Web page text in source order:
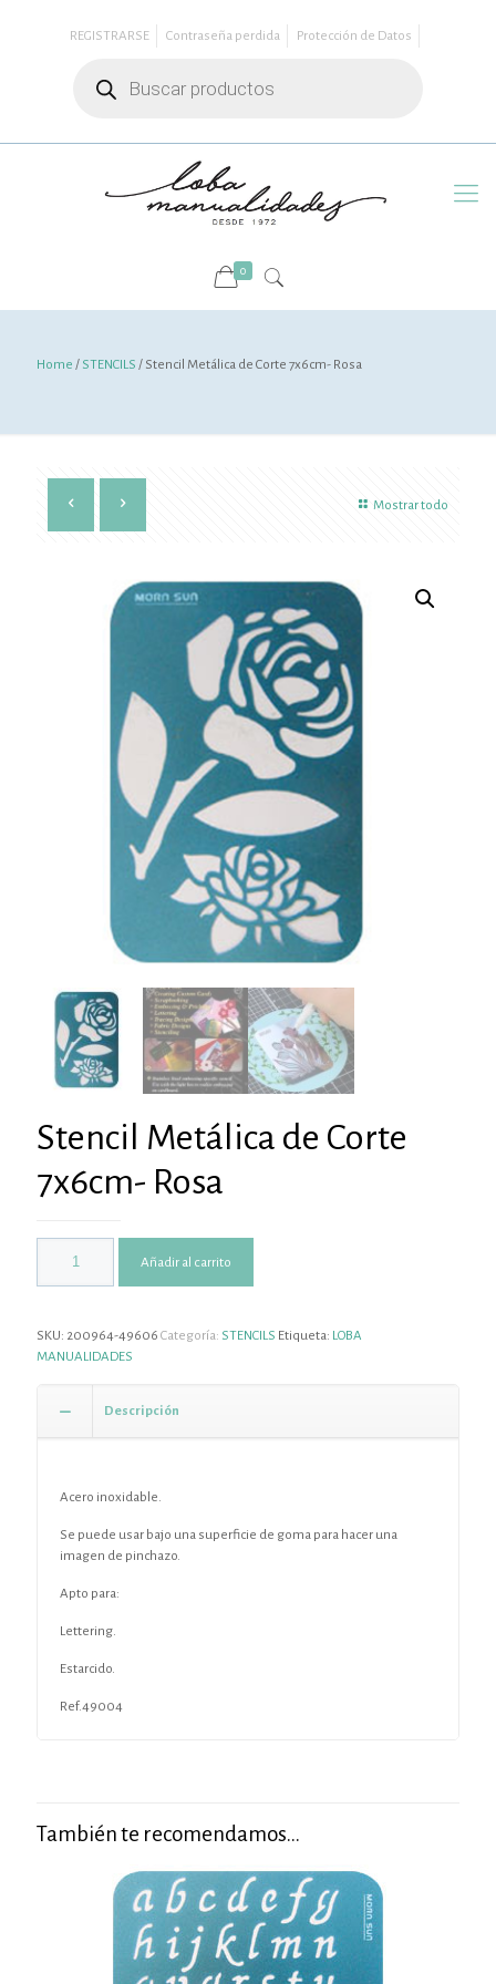
REGISTRARSE Contraseña perdida
Protección de Datos
productos
0
Home / STENCILS / Stencil Metálica de Corte 7x6cm- Rosa
Mostrar todo
Stencil Metálica de Corte
7x6cm- Rosa
Añadir al carrito
SKU: 200964-49606 Categoría: STENCILS Etiqueta: LOBA
MANUALIDADES
Descripción
Acero inoxidable.
Se puede usar bajo una superficie de goma para hacer una
imagen de pinchazo.
Apto para:
Lettering.
Estarcido.
Ref.49004
También te recomendamos…